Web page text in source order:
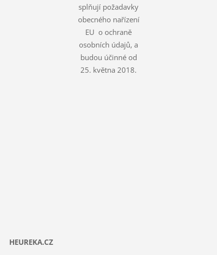
splňují požadavky
obecného nařízení
EU o ochraně
osobních údajů, a
budou účinné od
25. května 2018.
HEUREKA.CZ